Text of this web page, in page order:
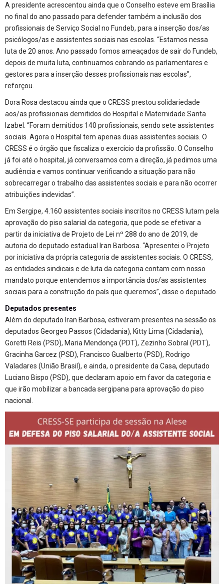
A presidente acrescentou ainda que o Conselho esteve em Brasília
no final do ano passado para defender também a inclusão dos
profissionais de Serviço Social no Fundeb, para a inserção dos/as
psicólogos/as e assistentes sociais nas escolas. “Estamos nessa
luta de 20 anos. Ano passado fomos ameaçados de sair do Fundeb,
depois de muita luta, continuamos cobrando os parlamentares e
gestores para a inserção desses profissionais nas escolas”,
reforçou.
Dora Rosa destacou ainda que o CRESS prestou solidariedade
aos/as profissionais demitidos do Hospital e Maternidade Santa
Izabel. “Foram demitidos 140 profissionais, sendo sete assistentes
sociais. Agora o Hospital tem apenas duas assistentes sociais. O
CRESS é o órgão que fiscaliza o exercício da profissão. O Conselho
já foi até o hospital, já conversamos com a direção, já pedimos uma
audiência e vamos continuar verificando a situação para não
sobrecarregar o trabalho das assistentes sociais e para não ocorrer
atribuições indevidas”.
Em Sergipe, 4.160 assistentes sociais inscritos no CRESS lutam pela
aprovação do piso salarial da categoria, que pode se efetivar a
partir da iniciativa de Projeto de Lei nº 288 do ano de 2019, de
autoria do deputado estadual Iran Barbosa. “Apresentei o Projeto
por iniciativa da própria categoria de assistentes sociais. O CRESS,
as entidades sindicais e de luta da categoria contam com nosso
mandato porque entendemos a importância dos/as assistentes
sociais para a construção do país que queremos”, disse o deputado.
Deputados presentes
Além do deputado Iran Barbosa, estiveram presentes na sessão os
deputados Georgeo Passos (Cidadania), Kitty Lima (Cidadania),
Goretti Reis (PSD), Maria Mendonça (PDT), Zezinho Sobral (PDT),
Gracinha Garcez (PSD), Francisco Gualberto (PSD), Rodrigo
Valadares (União Brasil), e ainda, o presidente da Casa, deputado
Luciano Bispo (PSD), que declaram apoio em favor da categoria e
que irão mobilizar a bancada sergipana para aprovação do piso
nacional.